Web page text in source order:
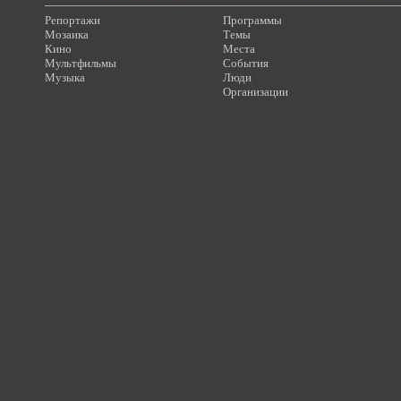
Репортажи
Мозаика
Кино
Мультфильмы
Музыка
Программы
Темы
Места
События
Люди
Организации